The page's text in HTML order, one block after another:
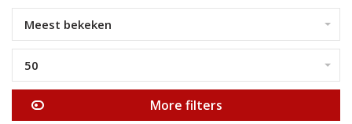
Meest bekeken
50
More filters